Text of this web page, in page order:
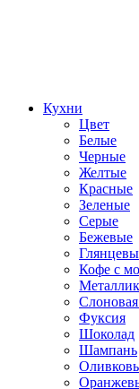
Кухни
Цвет
Белые
Черные
Желтые
Красные
Зеленые
Серые
Бежевые
Кофе с
Металлик
Слоновая
Фуксия
Шоколад
Шампань